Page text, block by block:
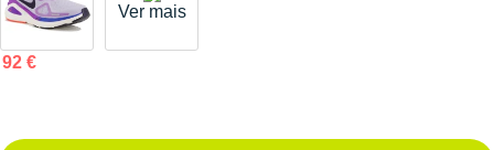
92 €
Ver mais